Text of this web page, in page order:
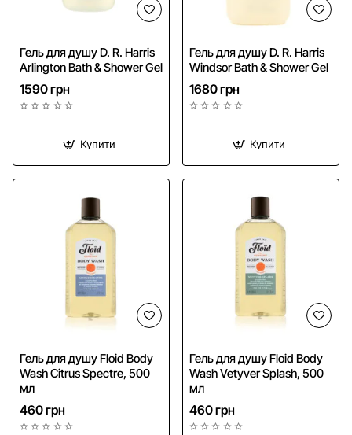
Гель для душу D. R. Harris
Arlington Bath & Shower Gel
1590 грн
Купити
Гель для душу D. R. Harris
Windsor Bath & Shower Gel
1680 грн
Купити
Гель для душу Floid Body
Wash Citrus Spectre, 500
мл
460 грн
Гель для душу Floid Body
Wash Vetyver Splash, 500
мл
460 грн